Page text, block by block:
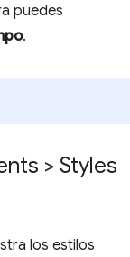
puedes
.
> Styles
los estilos